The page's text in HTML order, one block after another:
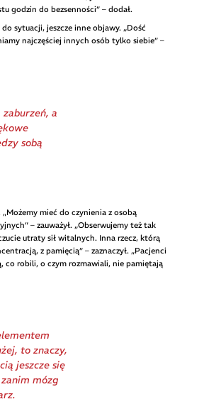
godzin do bezsenności” – dodał.
sytuacji, jeszcze inne objawy. „Dość
najczęściej innych osób tylko siebie” –
a
sobą
mieć do czynienia z osobą
– zauważył. „Obserwujemy też tak
utraty sił witalnych. Inna rzecz, którą
z pamięcią” – zaznaczył. „Pacjenci
co robili, o czym rozmawiali, nie pamiętają
to znaczy,
jeszcze się
mózg